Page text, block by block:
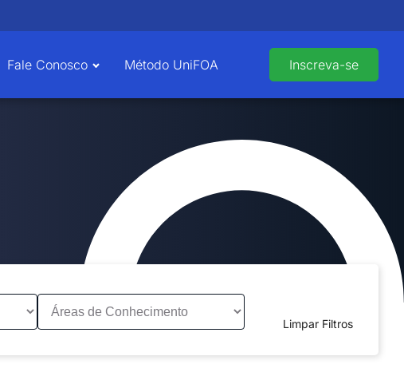
Fale Conosco Método UniFOA Inscreva-se
Limpar Filtros